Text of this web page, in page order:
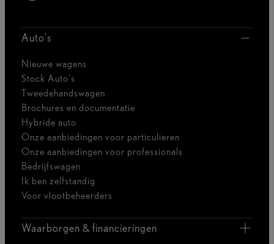
Auto's
Nieuwe wagens
Stock Auto's
Tweedehandswagen
Brochures en documentatie
Hybride auto
Onze aanbiedingen voor particulieren
Onze aanbiedingen voor professionals
Bedrijfswagen
Ik ben zelfstandig
Voor vlootbeheerders
Waarborgen & financieringen